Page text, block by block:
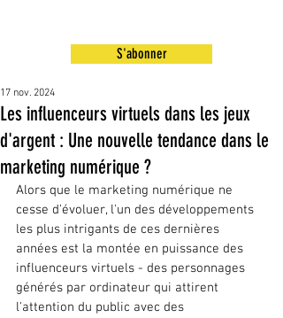
S'abonner
Les influenceurs virtuels dans les jeux
d'argent : Une nouvelle tendance dans le
marketing numérique ?
17 nov. 2024
Alors que le marketing numérique ne
cesse d'évoluer, l'un des développements
les plus intrigants de ces dernières
années est la montée en puissance des
influenceurs virtuels - des personnages
générés par ordinateur qui attirent
l'attention du public avec des